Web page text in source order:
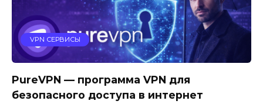
VPN СЕРВИСЫ
PureVPN — программа VPN для
безопасного доступа в интернет